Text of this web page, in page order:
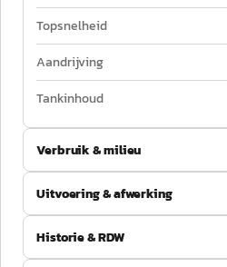
Topsnelheid
Aandrijving
Tankinhoud
Verbruik & milieu
Uitvoering & afwerking
Historie & RDW